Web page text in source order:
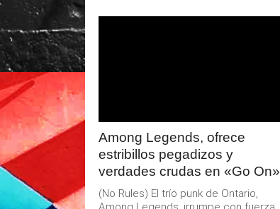
Among Legends, ofrece
estribillos pegadizos y
verdades crudas en «Go On»
(No Rules) El trío punk de Ontario,